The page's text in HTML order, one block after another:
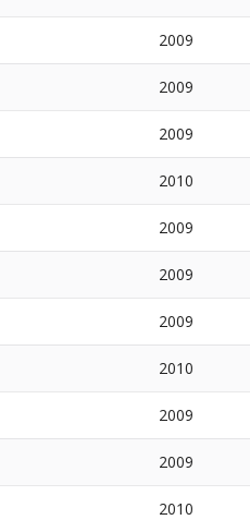
2009
2009
2009
2010
2009
2009
2009
2010
2009
2009
2010